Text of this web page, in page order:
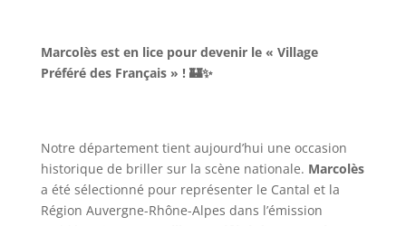
Marcolès est en lice pour devenir le « Village
Préféré des Français » ! 🏰✨
Notre département tient aujourd’hui une occasion
historique de briller sur la scène nationale. Marcolès
a été sélectionné pour représenter le Cantal et la
Région Auvergne-Rhône-Alpes dans l’émission